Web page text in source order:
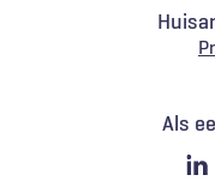
Als